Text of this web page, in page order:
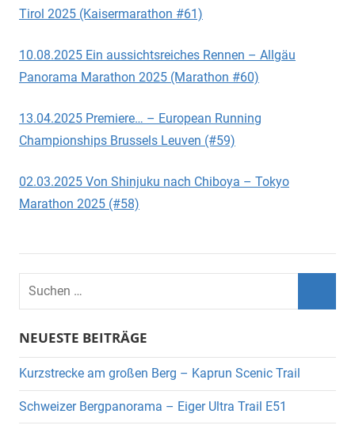
Tirol 2025 (Kaisermarathon #61)
10.08.2025 Ein aussichtsreiches Rennen – Allgäu
Panorama Marathon 2025 (Marathon #60)
13.04.2025 Premiere… – European Running
Championships Brussels Leuven (#59)
02.03.2025 Von Shinjuku nach Chiboya – Tokyo
Marathon 2025 (#58)
Suchen
nach:
NEUESTE BEITRÄGE
Kurzstrecke am großen Berg – Kaprun Scenic Trail
Schweizer Bergpanorama – Eiger Ultra Trail E51